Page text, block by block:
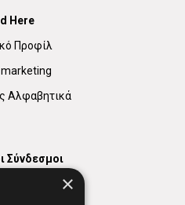
Here
Προφίλ
marketing
Αλφαβητικά
Σύνδεσμοι
×